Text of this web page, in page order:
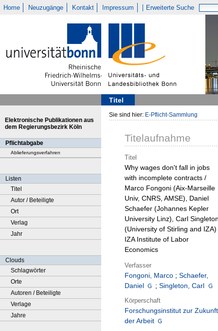
Home Neuzugänge Kontakt Impressum Erweiterte Suche
Titel
Elektronische Publikationen aus
dem Regierungsbezirk Köln
Pflichtabgabe
Ablieferungsverfahren
Listen
Titel
Autor / Beteiligte
Ort
Verlag
Jahr
Clouds
Schlagwörter
Orte
Autoren / Beteiligte
Verlage
Jahre
Sie sind hier: E-Pflicht-Sammlung
Titelaufnahme
Titel
Why wages don't fall in jobs
with incomplete contracts /
Marco Fongoni (Aix-Marseille
Univ, CNRS, AMSE), Daniel
Schaefer (Johannes Kepler
University Linz), Carl
(University of Stirling and IZA)
IZA Institute of Labor
Economics
Verfasser
Fongoni, Marco ; Schaefer,
Daniel
; Singleton, Carl
Körperschaft
Forschungsinstitut zur Zukunft
der Arbeit